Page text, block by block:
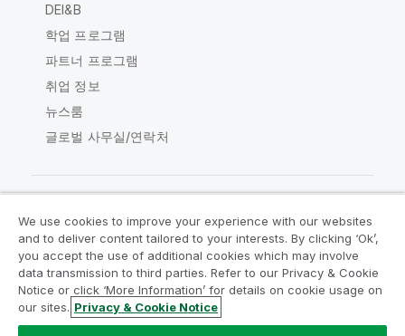
DEI&B
학업 프로그램
파트너 프로그램
취업 정보
뉴스룸
글로벌 사무실/연락처
Qlik Community
법적 계약 제품 약관
Legal Policies
Legal Policies
사용 약관
Do Not Share My Info
We use cookies to improve your experience with our websites
and to deliver content tailored to your interests. By clicking ‘Ok’,
you accept the use of additional cookies which may involve
data transmission to third parties. Refer to our Privacy & Cookie
Notice or click ‘More Information’ for details on cookie usage on
our sites. Privacy & Cookie Notice